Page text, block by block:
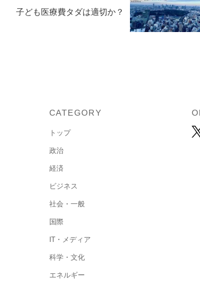
子ども医療費タダは適切か？
CATEGORY
トップ
政治
経済
ビジネス
社会・一般
国際
IT・メディア
科学・文化
エネルギー